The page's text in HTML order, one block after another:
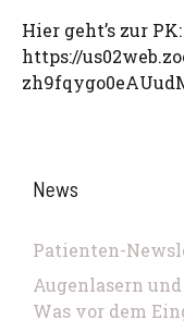
Hier geht’s zur PK:
https://
News
Patienten-
Augenlasern
Was vor dem